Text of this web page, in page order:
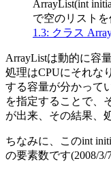
ArrayList(int
で空のリストを
1.3: クラス
ArrayListは動的に容
処理はCPUにそれな
する容量が分かって
を指定することで、
が出来、その結果、
ちなみに、このint
の要素数です(2008/3/